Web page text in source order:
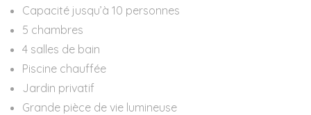
Capacité jusqu’à 10 personnes
5 chambres
4 salles de bain
Piscine chauffée
Jardin privatif
Grande pièce de vie lumineuse